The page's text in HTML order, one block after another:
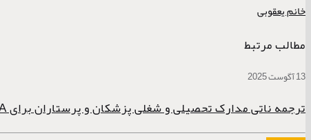
خانم یعقوبی
مطالب مرتبط
13 آگوست 2025
ترجمه ناتی مدارک تحصیلی و شغلی پزشکان و پرستاران برای AHPRA استرالیا